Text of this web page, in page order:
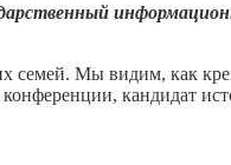
семей. Мы видим, как
кандидат